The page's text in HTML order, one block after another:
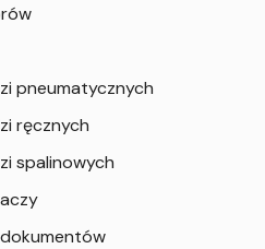
pneumatycznych
ręcznych
spalinowych